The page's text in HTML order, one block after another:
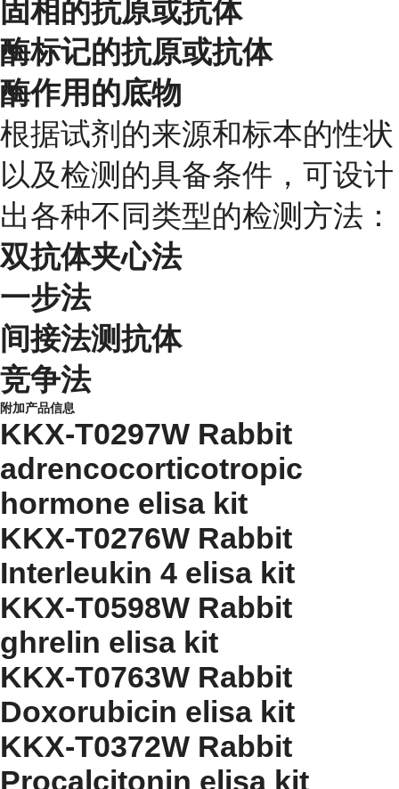
固相的抗原或抗体
酶标记的抗原或抗体
酶作用的底物
根据试剂的来源和标本的性状
以及检测的具备条件，可设计
出各种不同类型的检测方法：
双抗体夹心法
一步法
间接法测抗体
竞争法
附加产品信息
KKX-T0297W Rabbit
adrencocorticotropic
hormone elisa kit
KKX-T0276W Rabbit
Interleukin 4 elisa kit
KKX-T0598W Rabbit
ghrelin elisa kit
KKX-T0763W Rabbit
Doxorubicin elisa kit
KKX-T0372W Rabbit
Procalcitonin elisa kit